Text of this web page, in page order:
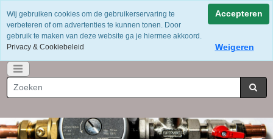
Voor 12 uur besteld = dezelfde dag verzonden
Gratis verzending vanaf €75
Whatsapp 06-49141184
Wij gebruiken cookies om de gebruikerservaring te
verbeteren of om advertenties te kunnen tonen. Door
gebruik te maken van deze website ga je hiermee akkoord.
Privacy & Cookiebeleid
Accepteren
Weigeren